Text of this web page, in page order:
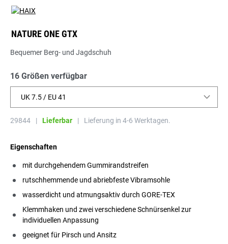
NATURE ONE GTX
Bequemer Berg- und Jagdschuh
16 Größen verfügbar
UK 7.5 / EU 41
29844 | Lieferbar | Lieferung in 4-6 Werktagen.
Eigenschaften
mit durchgehendem Gummirandstreifen
rutschhemmende und abriebfeste Vibramsohle
wasserdicht und atmungsaktiv durch GORE-TEX
Klemmhaken und zwei verschiedene Schnürsenkel zur
individuellen Anpassung
geeignet für Pirsch und Ansitz